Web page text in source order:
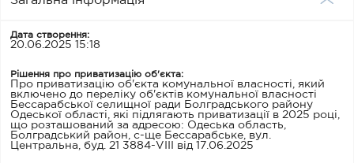
Дата створення:
20.06.2025 15:18
Рішення про приватизацію об'єкта:
Про приватизацію об'єкта комунальної власності, який
включено до переліку об'єктів комунальної власності
Бессарабської селищної ради Болградського району
Одеської області, які підлягають приватизації в 2025 році,
що розташований за адресою: Одеська область,
Болградський район, с-ще Бессарабське, вул.
Центральна, буд. 21 3884-VIII від 17.06.2025